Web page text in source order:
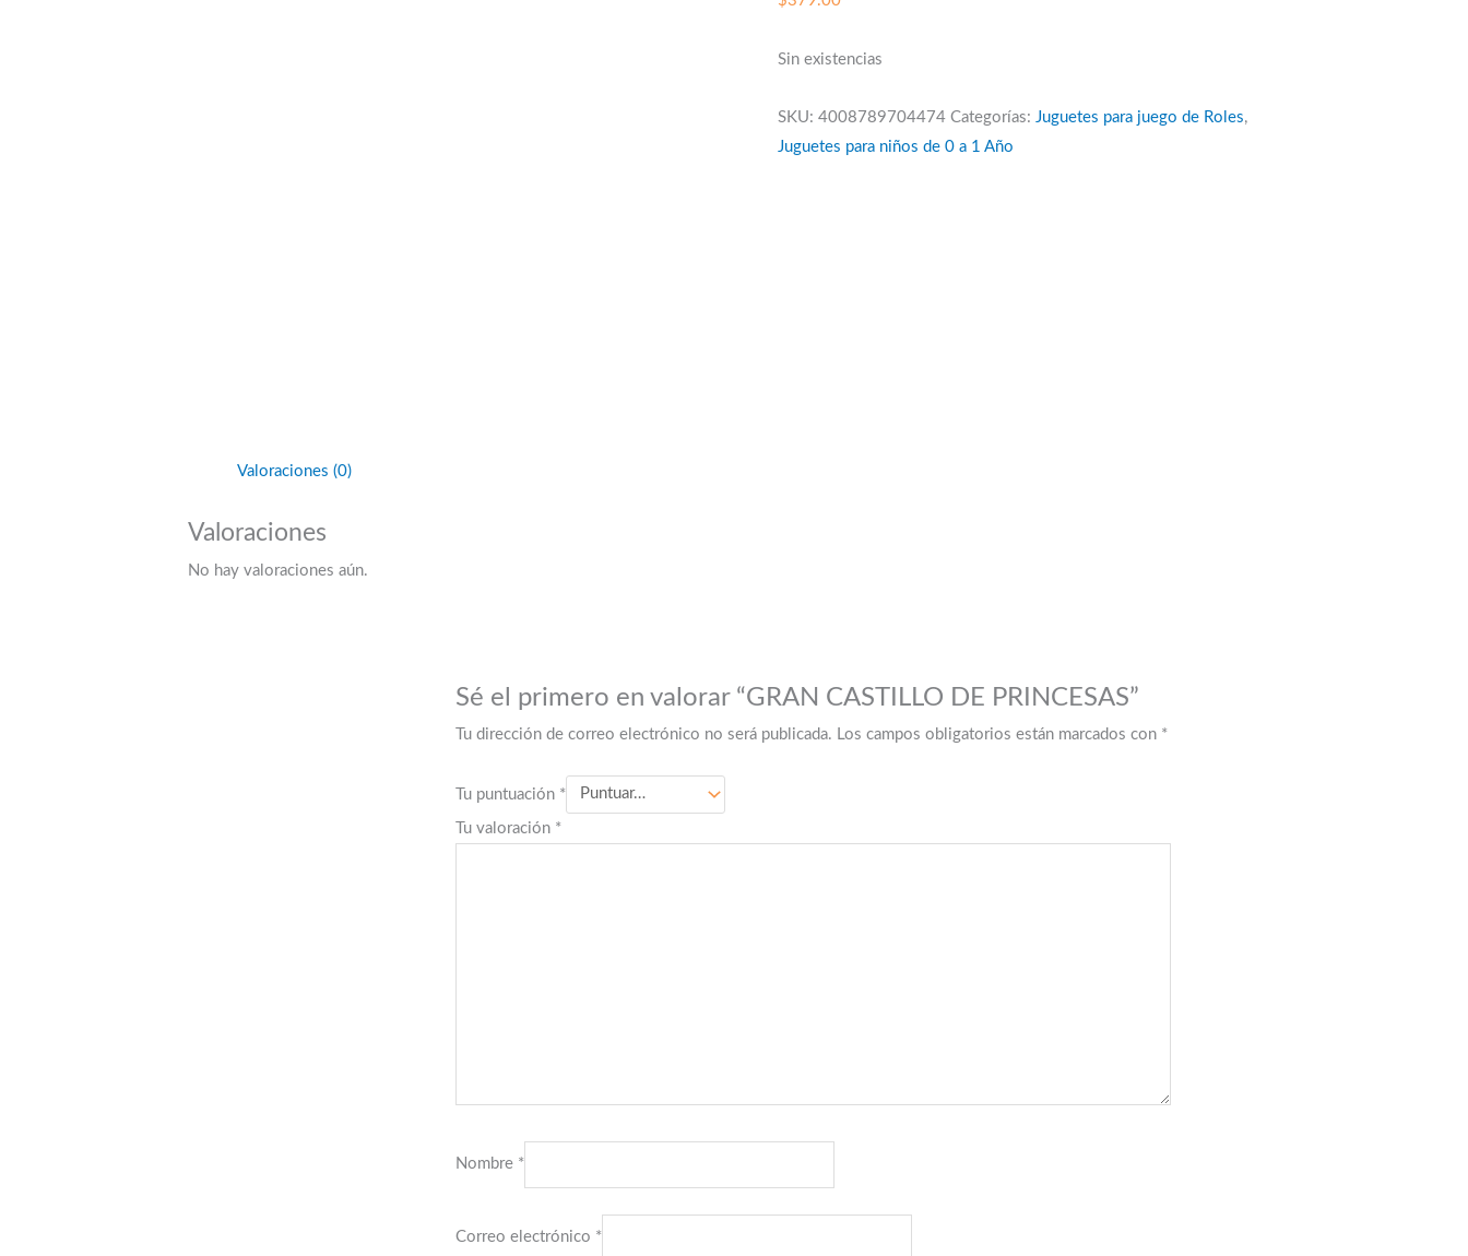
Sin existencias
SKU: 4008789704474 Categorías: Juguetes para juego de Roles,
Juguetes para niños de 0 a 1 Año
Valoraciones (0)
Valoraciones
No hay valoraciones aún.
Sé el primero en valorar “GRAN CASTILLO DE PRINCESAS”
Tu dirección de correo electrónico no será publicada. Los campos obligatorios están marcados con *
Tu puntuación *
Tu valoración *
Nombre *
Correo electrónico *